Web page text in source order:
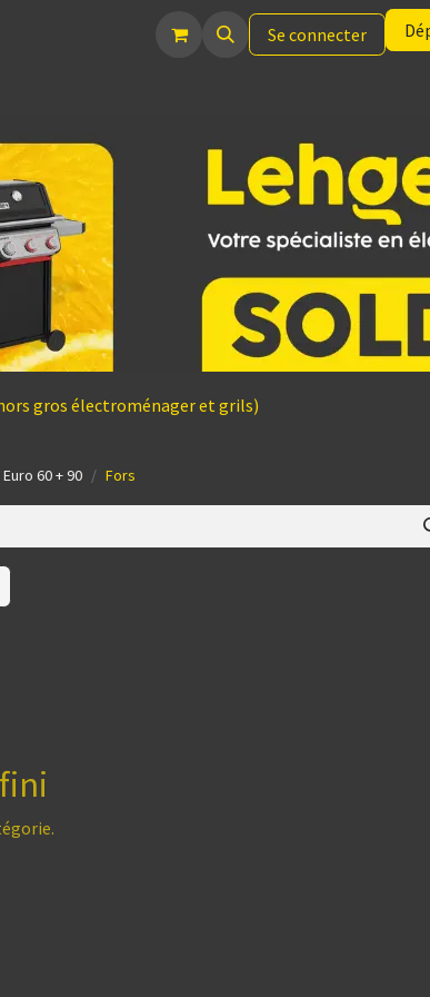
Se connecter
gros électroménager et grils)
60 + 90 Fors